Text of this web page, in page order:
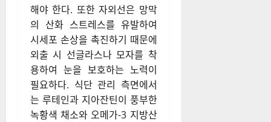
해야 한다. 또한 자외선은 망막
의 산화 스트레스를 유발하여
시세포 손상을 촉진하기 때문에
외출 시 선글라스나 모자를 착
용하여 눈을 보호하는 노력이
필요하다. 식단 관리 측면에서
는 루테인과 지아잔틴이 풍부한
녹황색 채소와 오메가-3 지방산